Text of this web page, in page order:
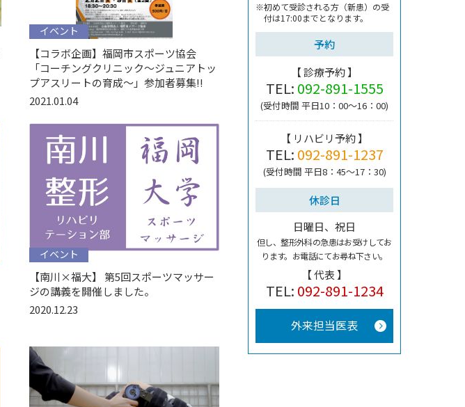
イベント
【コラボ企画】福岡市スポーツ協会
「コーチングクリニック～ジュニアトッ
プアスリートの育成～」参加者募集!!
2021.01.04
イベント
【南川×福大】 第5回スポーツマッサー
ジの講義を開催しました。
2020.12.23
※初めて受診される方（新患）の受
付は17:00までとなります。
予約
【 診療予約 】
TEL: 092-891-1555
(受付時間 平日10：00～16：00)
【 リハビリ予約 】
TEL: 092-891-1237
(受付時間 平日8：45～17：30)
休診日
日曜日、祝日
但し、整形外科の急患はお受けしてお
ります。 お電話にてお尋ね下さい。
【 代表 】
TEL: 092-891-1234
外来担当医表